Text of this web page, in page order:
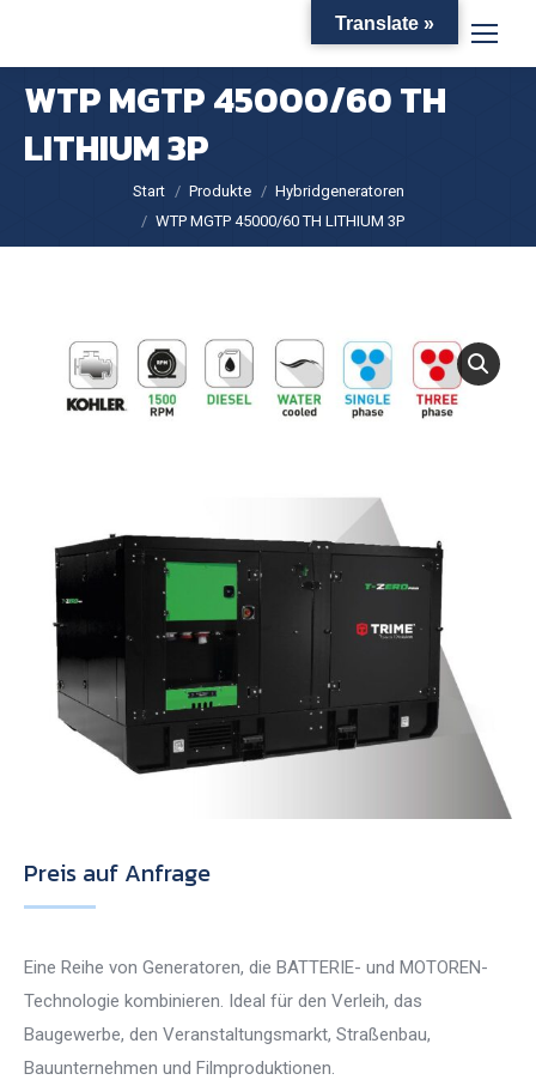
WTP MGTP 45000/60 TH
LITHIUM 3P
Sie befinden sich hier:
Start Produkte
Hybridgeneratoren
WTP MGTP 45000/60 TH LITHIUM 3P
Preis auf Anfrage
Eine Reihe von Generatoren, die BATTERIE- und MOTOREN-
Technologie kombinieren. Ideal für den Verleih, das
Baugewerbe, den Veranstaltungsmarkt, Straßenbau,
Bauunternehmen und Filmproduktionen.
Translate »